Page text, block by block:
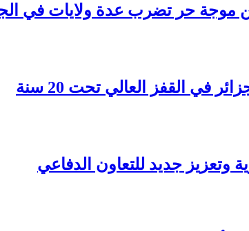
في القفز العالي تحت 20 سنة